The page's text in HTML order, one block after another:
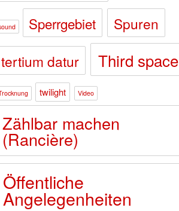
Sperrgebiet
Spuren
tertium datur
Third space
twilight Video
Zählbar machen
(Rancière)
Öffentliche
Angelegenheiten